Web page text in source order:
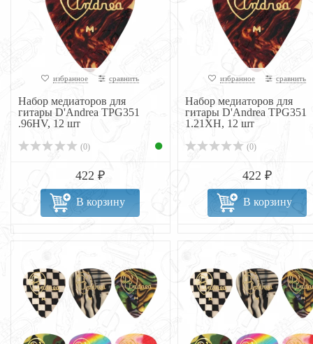
избранное сравнить
Набор медиаторов для
гитары D'Andrea TPG351
.96HV, 12 шт
(0)
422 ₽
В корзину
избранное сравнить
Набор медиаторов для
гитары D'Andrea TPG351
1.21XH, 12 шт
(0)
422 ₽
В корзину